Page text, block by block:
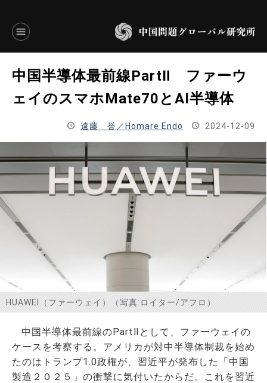
言語別アーカイブ
ENGLISH
トップページ
研究所概要
設立趣意書
お問い合わせ
中国半導体最前線PartⅡ ファーウ
ェイのスマホMate70とAI半導体
遠藤 誉／Homare Endo 2024-12-09
HUAWEI（ファーウェイ）（写真:ロイター/アフロ）
中国半導体最前線のPartⅡとして、ファーウェイの
ケースを考察する。アメリカが対中半導体制裁を始め
たのはトランプ1.0政権が、習近平が発布した「中国
製造２０２５」の衝撃に気付いたからだ。これを習近